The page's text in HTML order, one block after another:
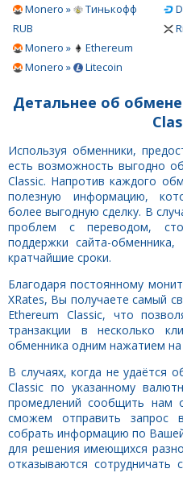
Monero »
Тинькофф
RUB
Monero »
Ethereum
Monero »
Litecoin
Детальнее об
Используя обменники,
есть возможность выгодно
Classic. Напротив каждого
полезную информацию,
более выгодную сделку. В
проблем с переводом,
поддержки сайта-
кратчайшие сроки.
Благодаря постоянному
XRates, Вы получаете самый
Ethereum Classic, что
транзакции в несколько
обменника одним нажатием на
В случаях, когда не удаётся
Classic по указанному
промедлений сообщить нам
сможем отправить запрос
собрать информацию по
для решения имеющихся
отказываются